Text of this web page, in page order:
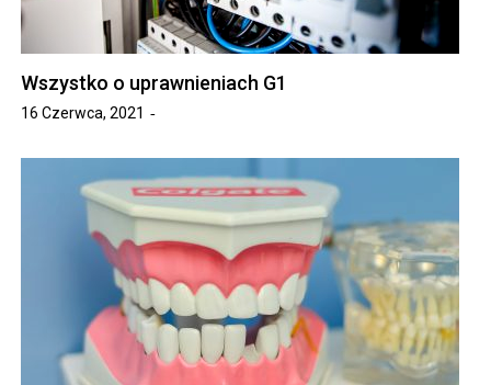
Wszystko o uprawnieniach G1
16 Czerwca, 2021